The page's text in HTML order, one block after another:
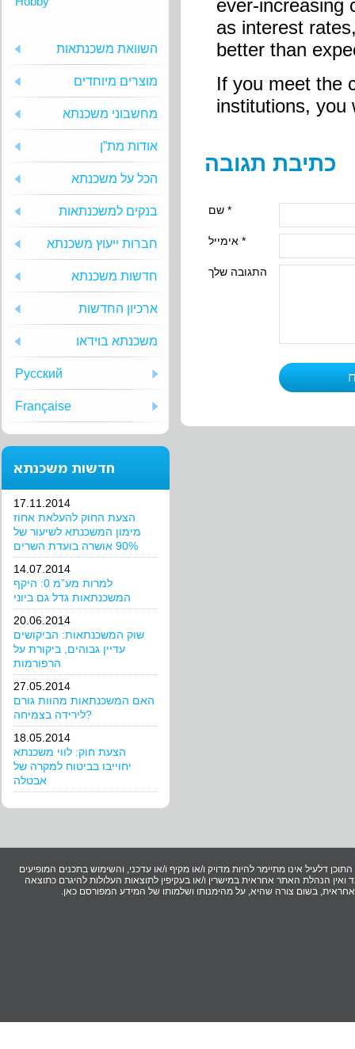
השוואת משכנתאות
מוצרים מיוחדים
מחשבוני משכנתא
אודות מת”ן
הכל על משכנתא
בנקים למשכנתאות
חברות ייעוץ משכנתא
חדשות משכנתא
ארכיון החדשות
משכנתא בוידאו
Русский
Française
חדשות משכנתא
17.11.2014
הצעת החוק להעלאת אחוז
מימון המשכנתא לשיעור של
90% אושרה בועדת השרים
14.07.2014
למרות מע”מ 0: היקף
המשכנתאות גדל גם ביוני
20.06.2014
שוק המשכנתאות: הביקושים
עדיין גבוהים, ביקורת על
הרפורמות
27.05.2014
האם המשכנתאות מהוות גורם
לירידה בצמיחה?
18.05.2014
הצעת חוק: לווי משכנתא
יחוייבו בביטוח למקרה של
אבטלה
ever-increasing
as interest
better than
If you meet the
institutions, you
כתיבת תגובה
שם *
אימייל *
התגובה שלך
דלעיל אינו מתיימר להיות מדויק ו/או מקיף ו/או עדכני, והשימוש בתכנים המופיעים
הנהלת האתר אחראית במישרין ו/או בעקיפין לתוצאות העלולות להיגרם כתוצאה
בשום צורה שהיא, על מהימנותו ושלמותו של המידע המפורסם כאן.